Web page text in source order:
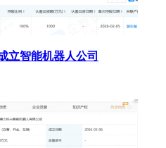
立智能机器人公司